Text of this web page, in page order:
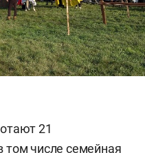
21
том числе семейная